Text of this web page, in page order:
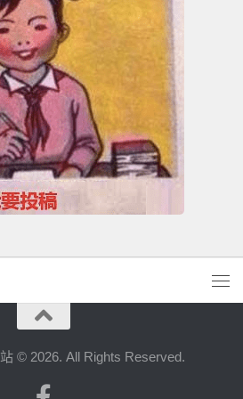
© 2026. All Rights Reserved.